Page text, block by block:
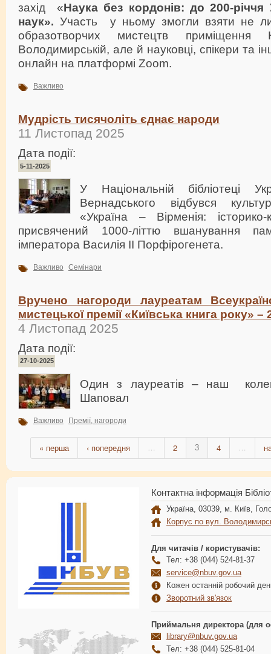
захід «Наука без кордонів: до 200-річчя
наук».Участь у ньому змогли взяти не
образотворчих мистецтв
Володимирській, але й науковці, спікери та
онлайн на платформі Zoom.
Важливо
Мудрість тисячоліть єднає народи
11 Листопад 2025
Дата події:
5-11-2025
У Національній бібліотеці
Вернадського відбувся
«Україна – Вірменія: історико-
присвячений 1000-літтю вшанування
імператора Василія ІІ Порфірогенета.
Важливо Семінари
Вручено нагороди лауреатам
мистецької премії «Київська книга року» –
4 Листопад 2025
Дата події:
27-10-2025
Один з лауреатів – наш
Шаповал
Важливо Премії, нагороди
« перша ‹ попередня … 2 3 4 …
Контактна інформація
Україна, 03039, м. Київ,
Корпус по вул.
Для читачів / користувачів:
Тел: +38 (044) 524-81-37
service@nbuv.gov.ua
Кожен останній робочий
Зворотний зв'язок
Приймальня директора (для
library@nbuv.gov.ua
Тел: +38 (044) 525-81-04